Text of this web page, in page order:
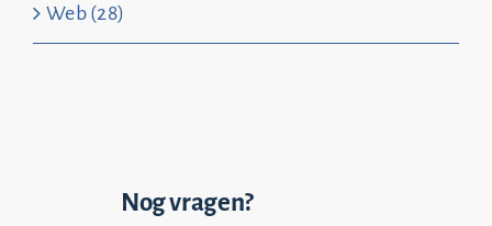
Web (28)
Nog vragen?